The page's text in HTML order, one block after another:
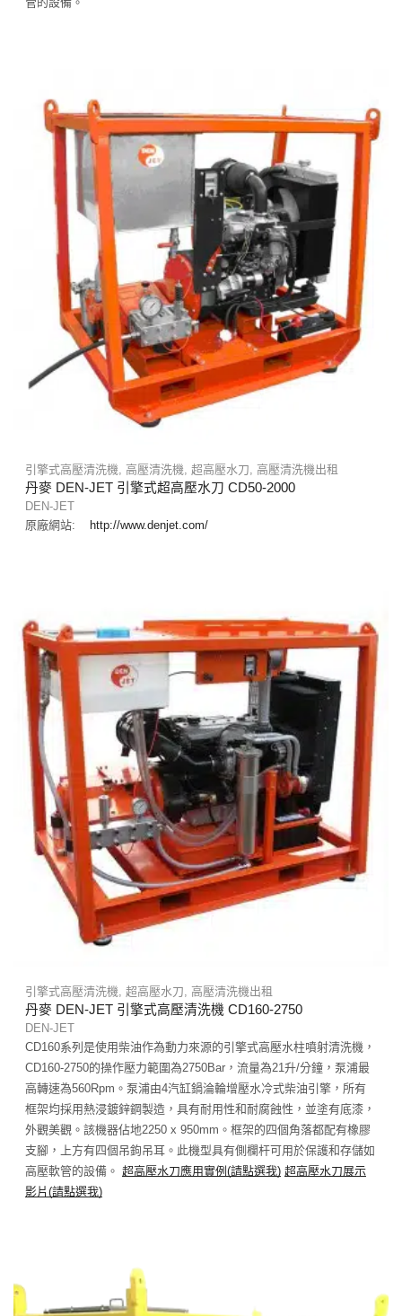
引擎式高壓清洗機, 高壓清洗機, 超高壓水刀, 高壓清洗機出租
丹麥 DEN-JET 引擎式超高壓水刀 CD50-2000
DEN-JET
原廠網站:
http://www.denjet.com/
引擎式高壓清洗機, 超高壓水刀, 高壓清洗機出租
丹麥 DEN-JET 引擎式高壓清洗機 CD160-2750
DEN-JET
CD160系列是使用柴油作為動力來源的引擎式高壓水柱噴射清洗機，
CD160-2750的操作壓力範圍為2750Bar，流量為21升/分鐘，泵浦最
高轉速為560Rpm。泵浦由4汽缸鍋淪輪增壓水冷式柴油引擎，所有
框架均採用熱浸鍍鋅鋼製造，具有耐用性和耐腐蝕性，並塗有底漆，
外觀美觀。該機器佔地2250 x 950mm。框架的四個角落都配有橡膠
支腳，上方有四個吊鉤吊耳。此機型具有側欄杆可用於保護和存儲如
高壓軟管的設備。 超高壓水刀應用實例 (請點選我) 超高壓水刀展示
影片 (請點選我)